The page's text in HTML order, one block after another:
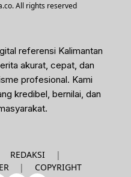
All rights reserved
referensi Kalimantan
akurat, cepat, dan
profesional. Kami
kredibel, bernilai, dan
REDAKSI
|
| COPYRIGHT